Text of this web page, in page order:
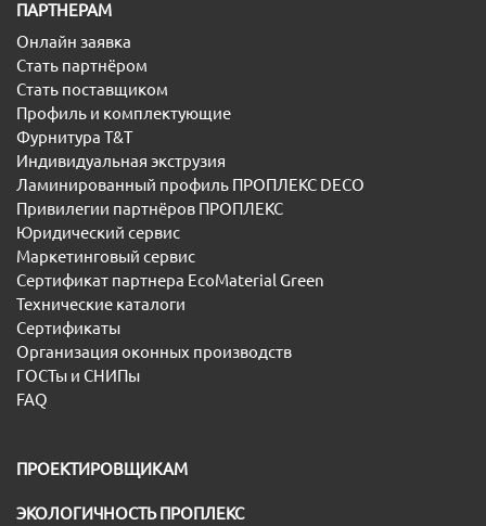
ПАРТНЕРАМ
Онлайн заявка
Стать партнёром
Стать поставщиком
Профиль и комплектующие
Фурнитура T&T
Индивидуальная экструзия
Ламинированный профиль ПРОПЛЕКС DECO
Привилегии партнёров ПРОПЛЕКС
Юридический сервис
Маркетинговый сервис
Сертификат партнера EcoMaterial Green
Технические каталоги
Сертификаты
Организация оконных производств
ГОСТы и СНИПы
FAQ
ПРОЕКТИРОВЩИКАМ
ЭКОЛОГИЧНОСТЬ ПРОПЛЕКС